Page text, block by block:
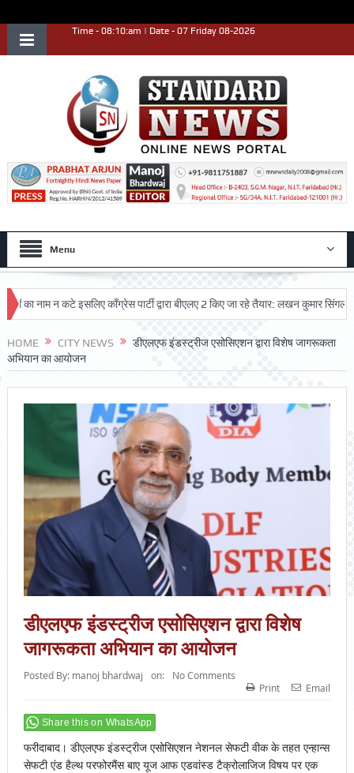
Time - 08:10:am | Date - 07 Friday 08-2026
Menu
नाम न कटे इसलिए काँग्रेस पार्टी द्वारा बीएलए 2 किए जा रहे तैयार: लखन कुमार सिंगला
HOME CITY NEWS
डीएलएफ इंडस्ट्रीज एसोसिएशन द्वारा विशेष जागरूकता
अभियान का आयोजन
डीएलएफ इंडस्ट्रीज एसोसिएशन द्वारा विशेष
जागरूकता अभियान का आयोजन
Posted By: manoj bhardwaj on:
No Comments
Print
Email
Share this on WhatsApp
फरीदाबाद। डीएलएफ इंडस्ट्रीज एसोसिएशन नेशनल सेफटी वीक के तहत एन्हान्स
सेफटी एंड हैल्थ परफोरमैंस बाए यूज आफ एडवांस्ड टैक्रोलाजिज विषय पर एक